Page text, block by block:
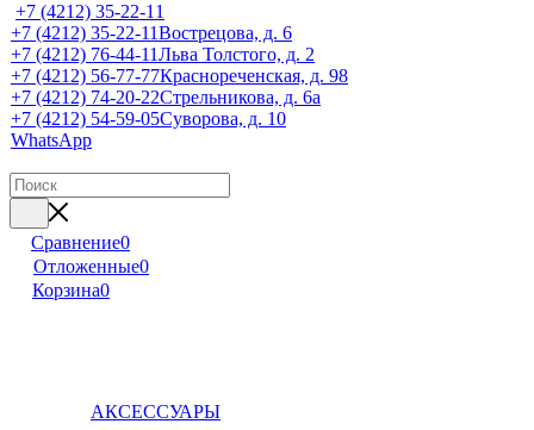
+7 (4212) 35-22-11
+7 (4212) 35-22-11Вострецова, д. 6
+7 (4212) 76-44-11Льва Толстого, д. 2
+7 (4212) 56-77-77Краснореченская, д. 98
+7 (4212) 74-20-22Стрельникова, д. 6а
+7 (4212) 54-59-05Суворова, д. 10
WhatsApp
Сравнение0
Отложенные0
Корзина0
АКСЕССУАРЫ